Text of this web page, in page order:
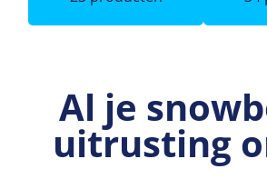
Al je
uitrusting